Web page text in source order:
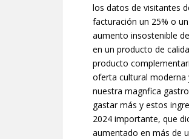
los datos de visitantes
facturación un 25% o
aumento insostenible
en un producto de
producto
oferta cultural moderna
nuestra magnfica
gastar más y estos
2024 importante, que
aumentado en más de